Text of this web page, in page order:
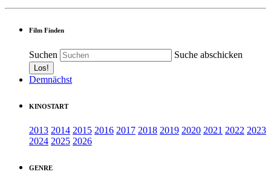
Film Finden
Suchen Suche abschicken
Demnächst
KINOSTART
2013 2014 2015 2016 2017 2018 2019 2020 2021 2022 2023
2024 2025 2026
GENRE